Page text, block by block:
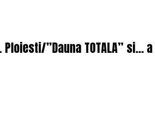
”Dauna TOTALA” si…